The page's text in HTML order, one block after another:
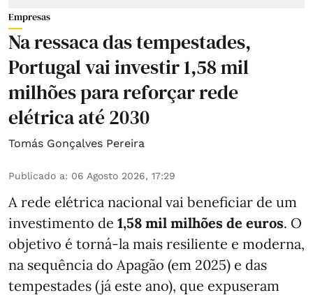
Empresas
Na ressaca das tempestades,
Portugal vai investir 1,58 mil
milhões para reforçar rede
elétrica até 2030
Tomás Gonçalves Pereira
Publicado a: 06 Agosto 2026, 17:29
A rede elétrica nacional vai beneficiar de um
investimento de 1,58 mil milhões de euros. O
objetivo é torná-la mais resiliente e moderna,
na sequência do Apagão (em 2025) e das
tempestades (já este ano), que expuseram